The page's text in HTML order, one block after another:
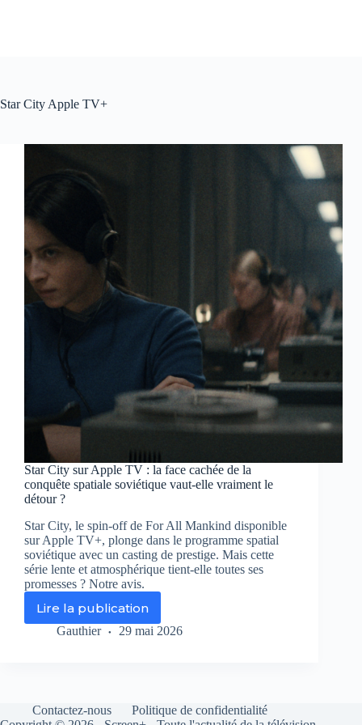
Star City Apple TV+
Star City sur Apple TV : la face cachée de la
conquête spatiale soviétique vaut-elle vraiment le
détour ?
Star City, le spin-off de For All Mankind disponible
sur Apple TV+, plonge dans le programme spatial
soviétique avec un casting de prestige. Mais cette
série lente et atmosphérique tient-elle toutes ses
promesses ? Notre avis.
Lire la publication
Star
City
la
face
Gauthier 29 mai 2026
Contactez-nous
Politique de confidentialité